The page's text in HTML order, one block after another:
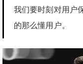
我们要时刻对用户
的那么懂用户。